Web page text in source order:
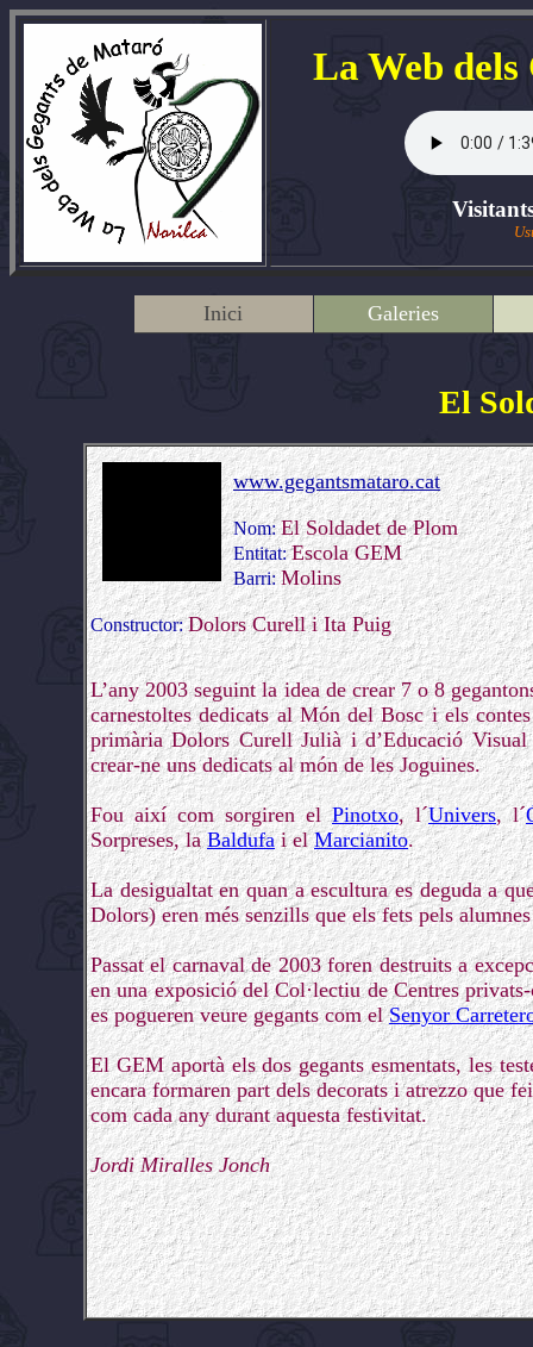
La Web
Inici Galeries
El
www.gegantsmataro.cat
Nom:El Soldadet de Plom
Entitat:Escola GEM
Barri:Molins
Constructor:Dolors Curell i Ita Puig
L’any 2003 seguint la idea de crear 7 o 8
carnestoltes dedicats al Món del Bosc i els
primària Dolors Curell Julià i d’Educació
crear-ne uns dedicats al món de les Joguines.
Fou així com sorgiren elPinotxo, l´Univers, l´
Sorpreses, laBaldufai elMarcianito.
La desigualtat en quan a escultura es deguda a
Dolors) eren més senzills que els fets pels
Passat el carnaval de 2003 foren destruits a
en una exposició del Col·lectiu de Centres
es pogueren veure gegants com elSenyor
El GEM aportà els dos gegants esmentats, les
encara formaren part dels decorats i atrezzo que
com cada any durant aquesta festivitat.
Jordi Miralles Jonch